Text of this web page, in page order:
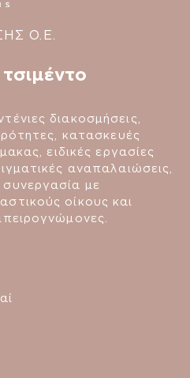
Ο.Ε.
διακοσμήσεις,
κατασκευές
ειδικές εργασίες
αναπαλαιώσεις,
με
οίκους και